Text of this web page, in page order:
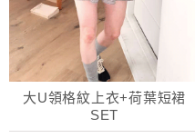
大U領格紋上衣+荷葉短裙
SET